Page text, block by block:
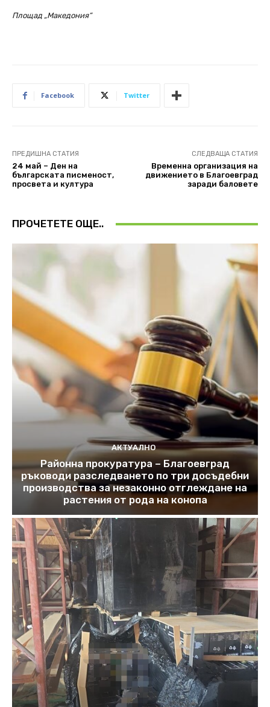
Площад „Македония“
Facebook Twitter
ПРЕДИШНА СТАТИЯ
24 май – Ден на
българската писменост,
просвета и култура
СЛЕДВАЩА СТАТИЯ
Временна организация на
движението в Благоевград
заради баловете
ПРОЧЕТЕТЕ ОЩЕ..
АКТУАЛНО
Районна прокуратура – Благоевград
ръководи разследването по три досъдебни
производства за незаконно отглеждане на
растения от рода на конопа